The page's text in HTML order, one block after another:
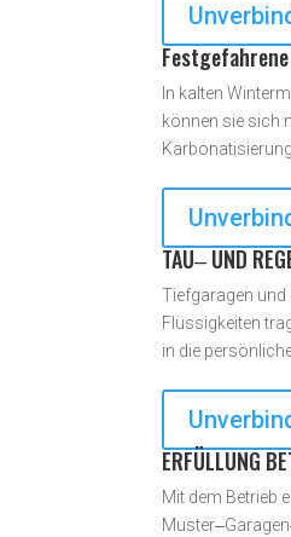
In kalten
können sie sich
TAU‒ UND
Tiefgaragen und
Flüssigkeiten
in die
ERFÜLLUNG
Mit dem Betrieb